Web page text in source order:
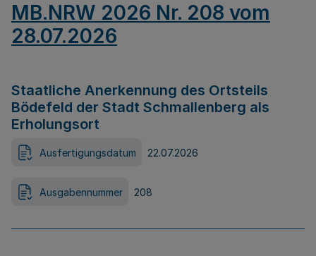
MB.NRW 2026 Nr. 208 vom
28.07.2026
Staatliche Anerkennung des Ortsteils
Bödefeld der Stadt Schmallenberg als
Erholungsort
Ausfertigungsdatum 22.07.2026
Ausgabennummer 208